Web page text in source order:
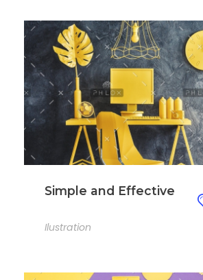
Simple and Effective
Ilustration